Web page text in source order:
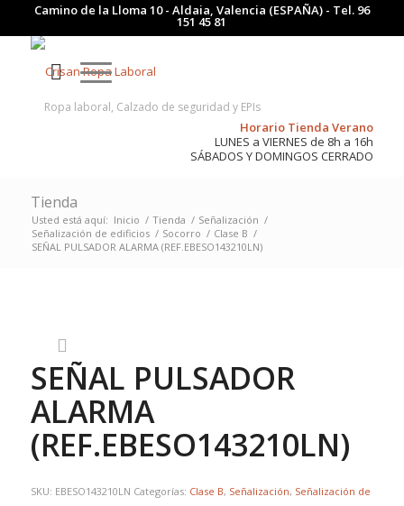
Camino de la Lloma 10 - Aldaia, Valencia (ESPAÑA) - Tel. 96
151 45 81
Ropa laboral, Calzado de seguridad y EPIs
Horario Tienda Verano
LUNES a VIERNES de 8h a 16h
SÁBADOS Y DOMINGOS CERRADO
Tienda
Usted está aquí: Inicio / Tienda / Señalización /
Señalización de edificios / Socorro / Clase B /
SEÑAL PULSADOR ALARMA (REF.EBESO143210LN)
SEÑAL PULSADOR
ALARMA
(REF.EBESO143210LN)
SKU: EBESO143210LN Categorías: Clase B, Señalización, Señalización de